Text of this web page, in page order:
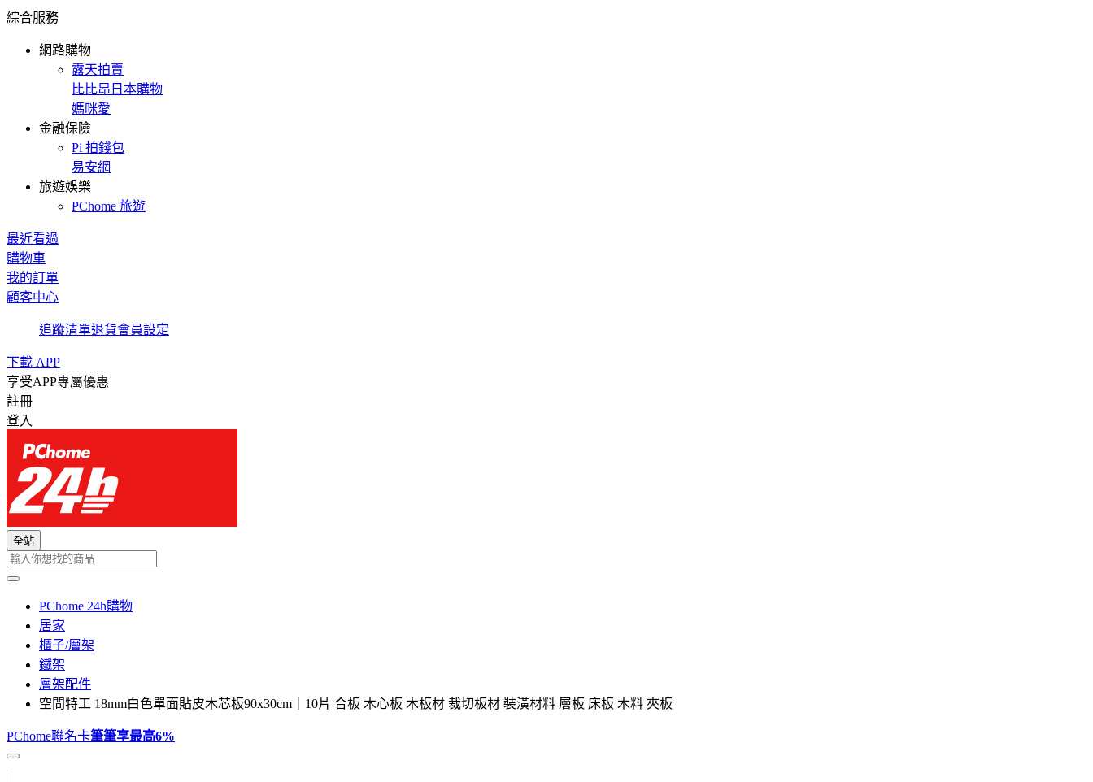
綜合服務
網路購物
露天拍賣
比比昂日本購物
媽咪愛
金融保險
Pi 拍錢包
易安網
旅遊娛樂
PChome 旅遊
最近看過
購物車
我的訂單
顧客中心
追蹤清單退貨會員設定
下載 APP
享受APP專屬優惠
註冊
登入
全站
PChome 24h購物
居家
櫃子/層架
鐵架
層架配件
空間特工 18mm白色單面貼皮木芯板90x30cm｜10片 合板 木心板 木板材 裁切板材 裝潢材料 層板 床板 木料 夾板
PChome聯名卡筆筆享最高6%